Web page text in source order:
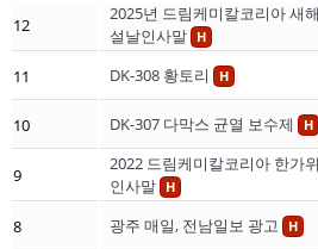
12
2025년 드림케미칼코리아 새해
설날인사말 H
11 DK-308 황토리 H
10 DK-307 다막스 균열 보수제 H
9
2022 드림케미칼코리아 한가위
인사말 H
8 광주 매일, 전남일보 광고 H